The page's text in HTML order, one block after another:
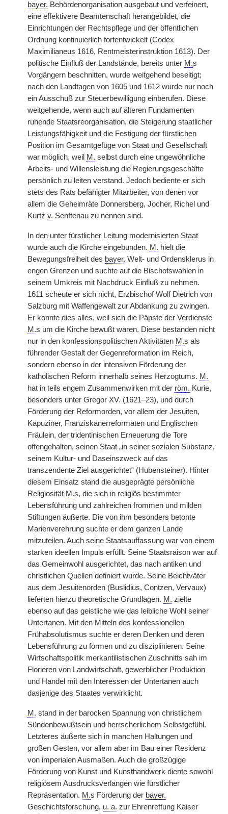
bayer. Behördenorganisation ausgebaut und verfeinert,
eine effektivere Beamtenschaft herangebildet, die
Einrichtungen der Rechtspflege und der öffentlichen
Ordnung kontinuierlich fortentwickelt (Codex
Maximilianeus 1616, Rentmeisterinstruktion 1613). Der
politische Einfluß der Landstände, bereits unter M.s
Vorgängern beschnitten, wurde weitgehend beseitigt;
nach den Landtagen von 1605 und 1612 wurde nur noch
ein Ausschuß zur Steuerbewilligung einberufen. Diese
weitgehende, wenn auch auf älteren Fundamenten
ruhende Staatsreorganisation, die Steigerung staatlicher
Leistungsfähigkeit und die Festigung der fürstlichen
Position im Gesamtgefüge von Staat und Gesellschaft
war möglich, weil M. selbst durch eine ungewöhnliche
Arbeits- und Willensleistung die Regierungsgeschäfte
persönlich zu leiten verstand. Jedoch bediente er sich
stets des Rats befähigter Mitarbeiter, von denen vor
allem die Geheimräte Donnersberg, Jocher, Richel und
Kurtz v. Senftenau zu nennen sind.
In den unter fürstlicher Leitung modernisierten Staat
wurde auch die Kirche eingebunden. M. hielt die
Bewegungsfreiheit des bayer. Welt- und Ordensklerus in
engen Grenzen und suchte auf die Bischofswahlen in
seinem Umkreis mit Nachdruck Einfluß zu nehmen.
1611 scheute er sich nicht, Erzbischof Wolf Dietrich von
Salzburg mit Waffengewalt zur Abdankung zu zwingen.
Er konnte dies alles, weil sich die Päpste der Verdienste
M.s um die Kirche bewußt waren. Diese bestanden nicht
nur in den konfessionspolitischen Aktivitäten M.s als
führender Gestalt der Gegenreformation im Reich,
sondern ebenso in der intensiven Förderung der
katholischen Reform innerhalb seines Herzogtums. M.
hat in teils engem Zusammenwirken mit der röm. Kurie,
besonders unter Gregor XV. (1621–23), und durch
Förderung der Reformorden, vor allem der Jesuiten,
Kapuziner, Franziskanerreformaten und Englischen
Fräulein, der tridentinischen Erneuerung die Tore
offengehalten, seinen Staat „in seiner sozialen Substanz,
seinem Kultur- und Daseinszweck auf das
transzendente Ziel ausgerichtet“ (Hubensteiner). Hinter
diesem Einsatz stand die ausgeprägte persönliche
Religiosität M.s, die sich in religiös bestimmter
Lebensführung und zahlreichen frommen und milden
Stiftungen äußerte. Die von ihm besonders betonte
Marienverehrung suchte er dem ganzen Lande
mitzuteilen. Auch seine Staatsauffassung war von einem
starken ideellen Impuls erfüllt. Seine Staatsraison war auf
das Gemeinwohl ausgerichtet, das nach antiken und
christlichen Quellen definiert wurde. Seine Beichtväter
aus dem Jesuitenorden (Buslidius, Contzen, Vervaux)
lieferten hierzu theoretische Grundlagen. M. zielte
ebenso auf das geistliche wie das leibliche Wohl seiner
Untertanen. Mit den Mitteln des konfessionellen
Frühabsolutismus suchte er deren Denken und deren
Lebensführung zu formen und zu disziplinieren. Seine
Wirtschaftspolitik merkantilistischen Zuschnitts sah im
Florieren von Landwirtschaft, gewerblicher Produktion
und Handel mit den Interessen der Untertanen auch
dasjenige des Staates verwirklicht.
M. stand in der barocken Spannung von christlichem
Sündenbewußtsein und herrscherlichem Selbstgefühl.
Letzteres äußerte sich in manchen Haltungen und
großen Gesten, vor allem aber im Bau einer Residenz
von imperialen Ausmaßen. Auch die großzügige
Förderung von Kunst und Kunsthandwerk diente sowohl
religiösem Ausdrucksverlangen wie fürstlicher
Repräsentation. M.s Förderung der bayer.
Geschichtsforschung, u. a. zur Ehrenrettung Kaiser